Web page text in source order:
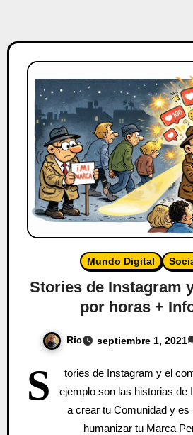
Mundo Digital
Stories de Instagram
por horas +
Ric septiembre 1, 2021
S
tories de Instagram y el
ejemplo son las historias de
a crear tu Comunidad y es
humanizar tu Marca